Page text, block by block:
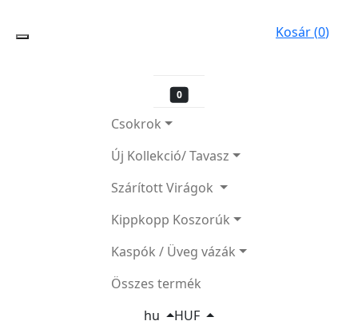
Kosár (0)
0
Csokrok
Új Kollekció/ Tavasz
Szárított Virágok
Kippkopp Koszorúk
Kaspók / Üveg vázák
Összes termék
hu
HUF